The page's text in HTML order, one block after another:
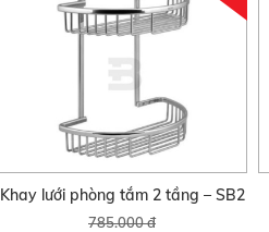
Khay lưới phòng tắm 2 tầng – SB2
785.000 đ